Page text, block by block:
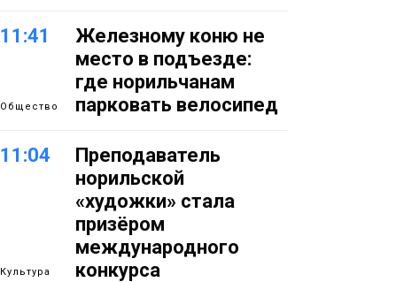
11:41
Общество
Железному коню не
место в подъезде:
где норильчанам
парковать велосипед
11:04
Культура
Преподаватель
норильской
«художки» стала
призёром
международного
конкурса